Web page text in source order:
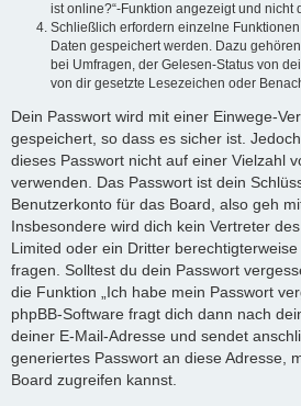
ist online?“-Funktion angezeigt und nicht
Schließlich erfordern einzelne
Daten gespeichert werden. Dazu
bei Umfragen, der Gelesen-Status von
von dir gesetzte Lesezeichen oder
Dein Passwort wird mit einer Einwege-
gespeichert, so dass es sicher ist.
dieses Passwort nicht auf einer Vielzahl
verwenden. Das Passwort ist dein
Benutzerkonto für das Board, also geh
Insbesondere wird dich kein Vertreter
Limited oder ein Dritter
fragen. Solltest du dein Passwort
die Funktion „Ich habe mein Passwort
phpBB-Software fragt dich dann nach
deiner E-Mail-Adresse und sendet
generiertes Passwort an diese Adresse,
Board zugreifen kannst.